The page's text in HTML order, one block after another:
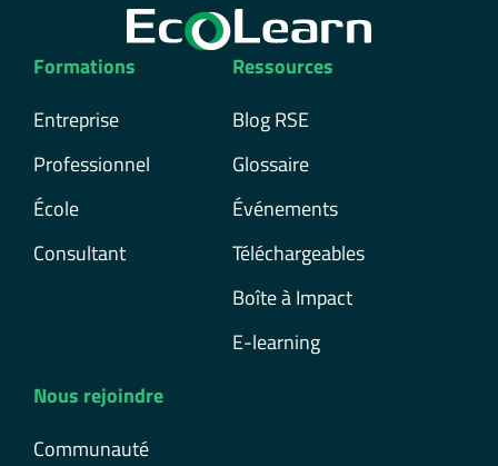
Formations
Entreprise
Professionnel
École
Consultant
Ressources
Blog RSE
Glossaire
Événements
Téléchargeables
Boîte à Impact
E-learning
Nous rejoindre
Communauté